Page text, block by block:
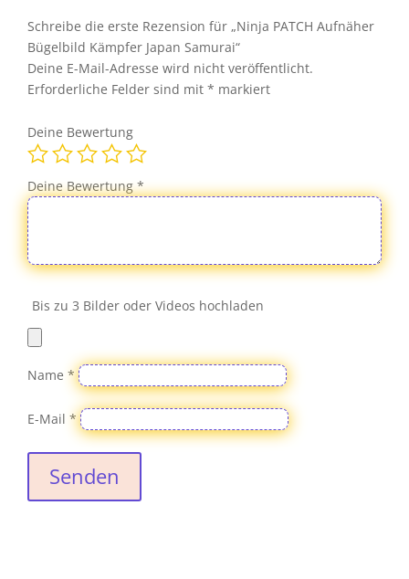
Samurai
Menge
Schreibe die erste Rezension für „Ninja PATCH Aufnäher
Bügelbild Kämpfer Japan Samurai“
Deine E-Mail-Adresse wird nicht veröffentlicht.
Erforderliche Felder sind mit* markiert
Deine Bewertung
Deine Bewertung*
Bis zu 3 Bilder oder Videos hochladen
Name*
E-Mail*
Senden